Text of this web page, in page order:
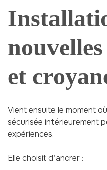
et
Vient ensuite le moment
sécurisée intérieurement
expériences.
Elle choisit d’ancrer :